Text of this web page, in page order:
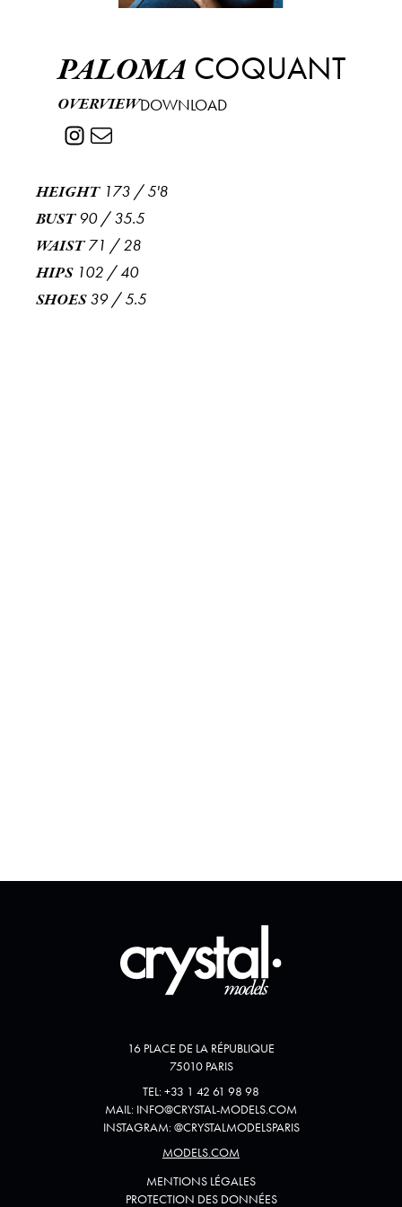
PALOMA COQUANT
OVERVIEWDOWNLOAD
HEIGHT 173 /5'8
BUST 90/35.5
WAIST 71 /28
HIPS 102 /40
SHOES 39/5.5
16 PLACE DE LA RÉPUBLIQUE
75010 PARIS
TEL:+33 1 42 61 98 98
MAIL: INFO@CRYSTAL-MODELS.COM
INSTAGRAM:@CRYSTALMODELSPARIS
MODELS.COM
MENTIONS LÉGALES
PROTECTION DES DONNÉES